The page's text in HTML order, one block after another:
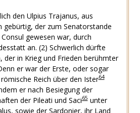
den Ulpius Trajanus, aus
gebürtig, der zum Senatorstande
gewesen war, durch
an. (2) Schwerlich dürfte
der in Krieg und Frieden berühmter
er war der Erste, oder sogar
Reich über den Ister64
er nach Besiegung der
der Pileati und Saci65unter
sowie der Sardonier, ihr Land